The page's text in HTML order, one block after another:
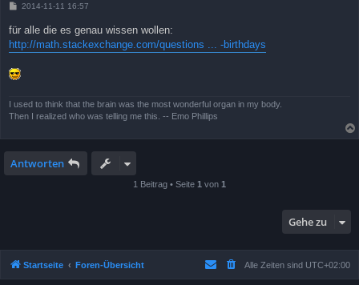
B
t
r
a
2014-11-11 16:57
für alle die es genau wissen wollen:
http://math.stackexchange.com/questions ... -birthdays
I used to think that the brain was the most wonderful organ in my body.
Then I realized who was telling me this. -- Emo Phillips
Antworten
1 Beitrag • Seite 1 von 1
Gehe zu
Startseite Foren-Übersicht Alle Zeiten sind UTC+02:00